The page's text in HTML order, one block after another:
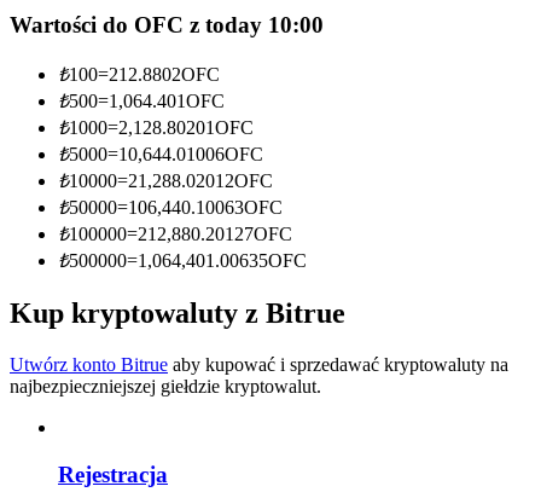
Informacja
Analiza Big Data, w tym informacje handlowe itp.
Wartości do OFC z today 10:00
₺100=212.8802OFC
₺500=1,064.401OFC
₺1000=2,128.80201OFC
₺5000=10,644.01006OFC
₺10000=21,288.02012OFC
₺50000=106,440.10063OFC
₺100000=212,880.20127OFC
₺500000=1,064,401.00635OFC
Kup kryptowaluty z Bitrue
Utwórz konto Bitrue aby kupować i sprzedawać kryptowaluty na
najbezpieczniejszej giełdzie kryptowalut.
Rejestracja